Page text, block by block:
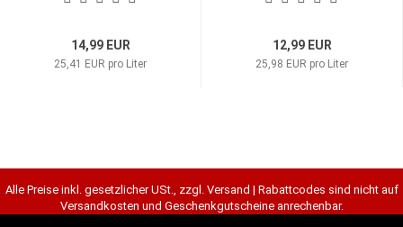
14,99 EUR
25,41 EUR pro Liter
12,99 EUR
25,98 EUR pro Liter
Alle Preise inkl. gesetzlicher USt., zzgl. Versand | Rabattcodes sind nicht auf
Versandkosten und Geschenkgutscheine anrechenbar.